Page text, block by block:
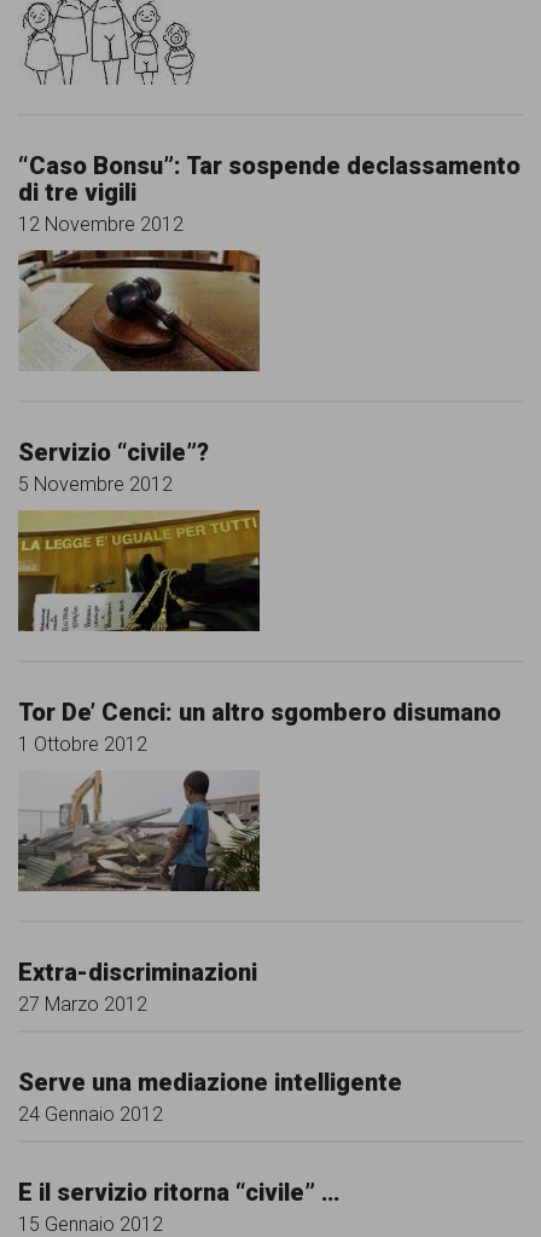
“Caso Bonsu”: Tar sospende declassamento
di tre vigili
12 Novembre 2012
Servizio “civile”?
5 Novembre 2012
Tor De’ Cenci: un altro sgombero disumano
1 Ottobre 2012
Extra-discriminazioni
27 Marzo 2012
Serve una mediazione intelligente
24 Gennaio 2012
E il servizio ritorna “civile” …
15 Gennaio 2012